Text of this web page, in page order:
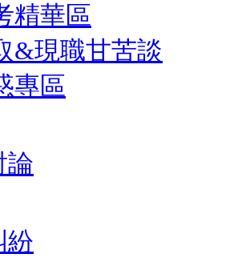
精華區
&現職甘苦談
專區
論
紛